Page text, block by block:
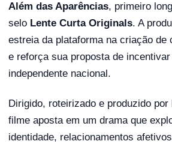
Além das Aparências, primeiro
selo Lente Curta Originals. A
estreia da plataforma na criação de
e reforça sua proposta de
independente nacional.
Dirigido, roteirizado e produzido por
filme aposta em um drama que
identidade, relacionamentos